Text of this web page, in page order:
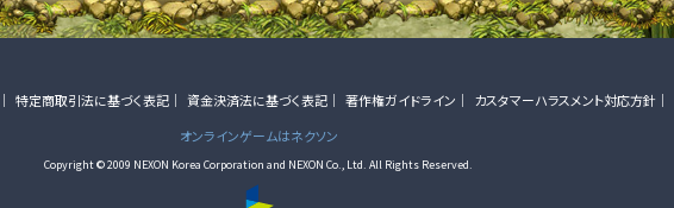
特定商取引法に基づく表記 資金決済法に基づく表記 著作権ガイドライン カスタマーハラスメント対応方針
オンラインゲームはネクソン
Copyright © 2009 NEXON Korea Corporation and NEXON Co., Ltd. All Rights Reserved.